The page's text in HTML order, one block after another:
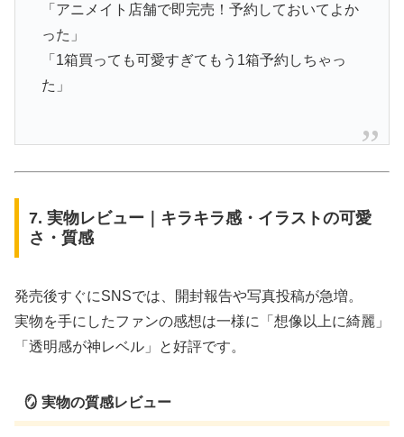
「アニメイト店舗で即完売！予約しておいてよか
った」
「1箱買っても可愛すぎてもう1箱予約しちゃっ
た」
7. 実物レビュー｜キラキラ感・イラストの可愛
さ・質感
発売後すぐにSNSでは、開封報告や写真投稿が急増。
実物を手にしたファンの感想は一様に「想像以上に綺麗」
「透明感が神レベル」と好評です。
🪞 実物の質感レビュー